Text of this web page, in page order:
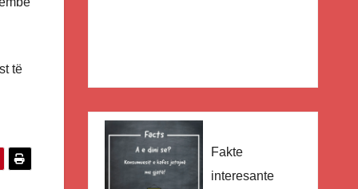
të
Fakte
interesante